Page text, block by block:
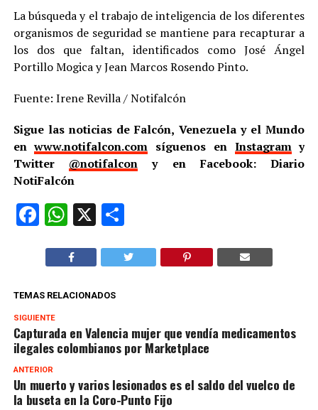
La búsqueda y el trabajo de inteligencia de los diferentes
organismos de seguridad se mantiene para recapturar a
los dos que faltan, identificados como José Ángel
Portillo Mogica y Jean Marcos Rosendo Pinto.
Fuente: Irene Revilla / Notifalcón
Sigue las noticias de Falcón, Venezuela y el Mundo
enwww.notifalcon.com síguenos en Instagramy
Twitter @notifalcon y en Facebook: Diario
NotiFalcón
Facebook
WhatsApp
X
TEMAS RELACIONADOS
SIGUIENTE
Capturada en Valencia mujer que vendía medicamentos
ilegales colombianos por Marketplace
ANTERIOR
Un muerto y varios lesionados es el saldo del vuelco de
la buseta en la Coro-Punto Fijo